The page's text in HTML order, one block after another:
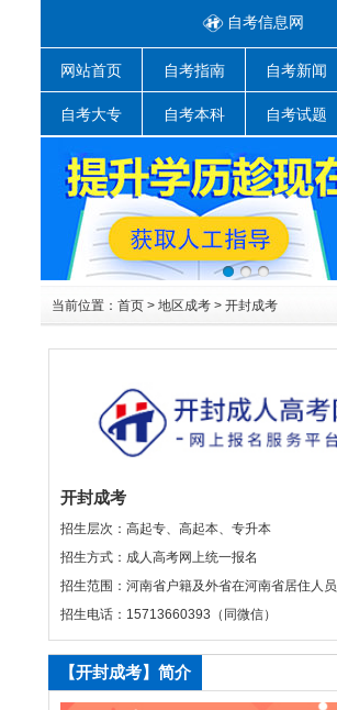
自考信息网
网站首页 自考指南 自考新闻
自考大专 自考本科 自考试题
当前位置： 首页> 地区成考> 开封成考
开封成考
招生层次：高起专、高起本、专升本
招生方式：成人高考网上统一报名
招生范围：河南省户籍及外省在河南省居住人员
招生电话：15713660393（同微信）
【开封成考】简介